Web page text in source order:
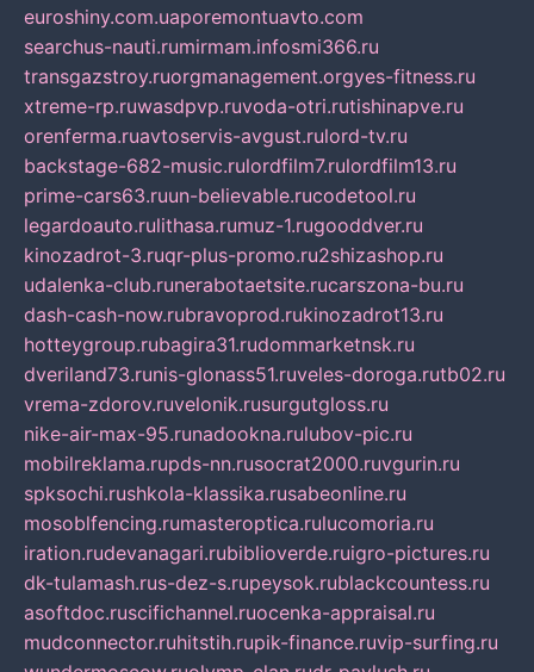
euroshiny.com.uaporemontuavto.com
searchus-nauti.rumirmam.infosmi366.ru
transgazstroy.ruorgmanagement.orgyes-fitness.ru
xtreme-rp.ruwasdpvp.ruvoda-otri.rutishinapve.ru
orenferma.ruavtoservis-avgust.rulord-tv.ru
backstage-682-music.rulordfilm7.rulordfilm13.ru
prime-cars63.ruun-believable.rucodetool.ru
legardoauto.rulithasa.rumuz-1.rugooddver.ru
kinozadrot-3.ruqr-plus-promo.ru2shizashop.ru
udalenka-club.runerabotaetsite.rucarszona-bu.ru
dash-cash-now.rubravoprod.rukinozadrot13.ru
hotteygroup.rubagira31.rudommarketnsk.ru
dveriland73.runis-glonass51.ruveles-doroga.rutb02.ru
vrema-zdorov.ruvelonik.rusurgutgloss.ru
nike-air-max-95.runadookna.rulubov-pic.ru
mobilreklama.rupds-nn.rusocrat2000.ruvgurin.ru
spksochi.rushkola-klassika.rusabeonline.ru
mosoblfencing.rumasteroptica.rulucomoria.ru
iration.rudevanagari.rubiblioverde.ruigro-pictures.ru
dk-tulamash.rus-dez-s.rupeysok.rublackcountess.ru
asoftdoc.ruscifichannel.ruocenka-appraisal.ru
mudconnector.ruhitstih.rupik-finance.ruvip-surfing.ru